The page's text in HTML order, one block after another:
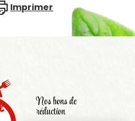
Imprimer
Nos bons de
réduction